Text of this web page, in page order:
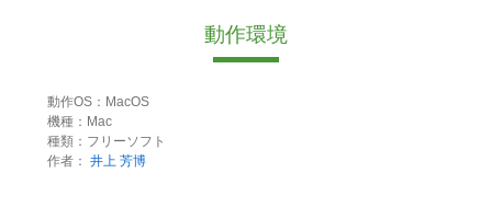
動作環境
動作OS：MacOS
機種：Mac
種類：フリーソフト
作者： 井上 芳博